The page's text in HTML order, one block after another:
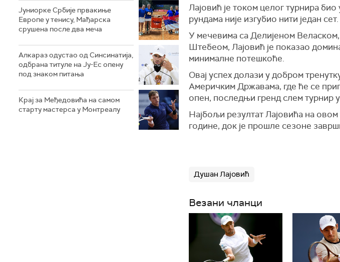
Јуниорке Србије првакиње
Европе у тенису, Мађарска
срушена после два меча
Алкараз одустао од Синсинатија,
одбрана титуле на Ју-Ес опену
под знаком питања
Крај за Међедовића на самом
старту мастерса у Монтреалу
Лајовић је током целог турнира
рундама није изгубио нити један сет.
У мечевима са Делијеном
Штебеом, Лајовић је показао
минималне потешкоће.
Овај успех долази у добром
Америчким Државама, где ће се
опен, последњи гренд слем турнир
Најбољи резултат Лајовића на
године, док је прошле сезоне
Душан Лајовић
Везани чланци